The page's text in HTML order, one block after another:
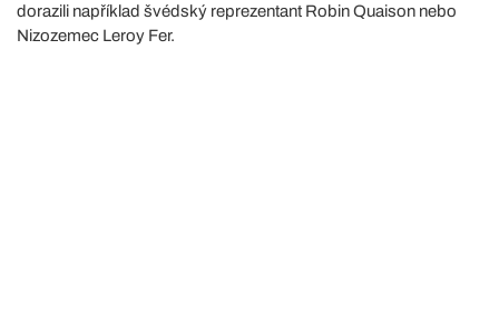
dorazili například švédský reprezentant Robin Quaison nebo
Nizozemec Leroy Fer.